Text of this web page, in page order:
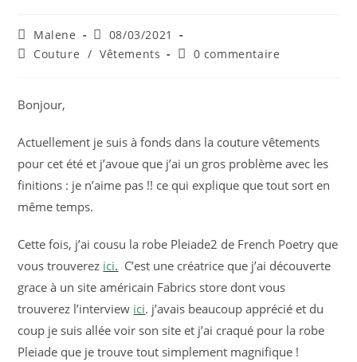
Auteur/autrice
de
Malene
Publication
publiée :
08/03/2021
PostCouture / Vêtements
Commentaires
0 commentaire
Bonjour,
Actuellement je suis à fonds dans la couture vêtements
pour cet été et j’avoue que j’ai un gros problème avec les
finitions : je n’aime pas !! ce qui explique que tout sort en
même temps.
Cette fois, j’ai cousu la robe Pleiade2 de French Poetry que
vous trouverez ici. C’est une créatrice que j’ai découverte
grace à un site américain Fabrics store dont vous
trouverez l’interview ici. j’avais beaucoup apprécié et du
coup je suis allée voir son site et j’ai craqué pour la robe
Pleiade que je trouve tout simplement magnifique !